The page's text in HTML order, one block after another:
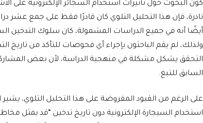
كون البحوث حول تأثيرات استخدام السجائر الإلكترونية على
نادرة، فإن هذا التحليل التلوي كان قادرًا فقط على جمع
أيضًا أنه في جميع الدراسات المشمولة، كان سلوك التدخين
ولذلك، لم يقم الباحثون بإجراء أي فحوصات للتأكد من تاريخ
التحقق يشكل مشكلة في منهجية الدراسة، لأن بعض
السابق للتبغ.
على الرغم من القيود المفروضة على هذا التحليل التلوي، يشير
استخدام السيجارة الإلكترونية دون تاريخ تدخين “قد يمثل